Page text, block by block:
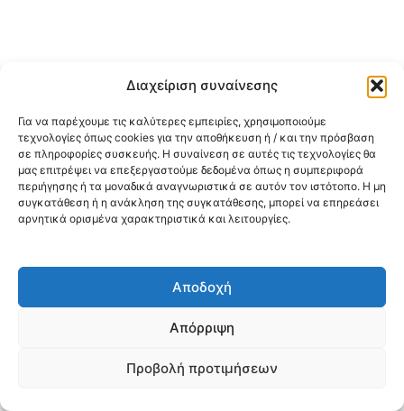
Διαχείριση συναίνεσης
Για να παρέχουμε τις καλύτερες εμπειρίες, χρησιμοποιούμε
τεχνολογίες όπως cookies για την αποθήκευση ή / και την πρόσβαση
σε πληροφορίες συσκευής. Η συναίνεση σε αυτές τις τεχνολογίες θα
μας επιτρέψει να επεξεργαστούμε δεδομένα όπως η συμπεριφορά
περιήγησης ή τα μοναδικά αναγνωριστικά σε αυτόν τον ιστότοπο. Η μη
συγκατάθεση ή η ανάκληση της συγκατάθεσης, μπορεί να επηρεάσει
αρνητικά ορισμένα χαρακτηριστικά και λειτουργίες.
Αποδοχή
Απόρριψη
Προβολή προτιμήσεων